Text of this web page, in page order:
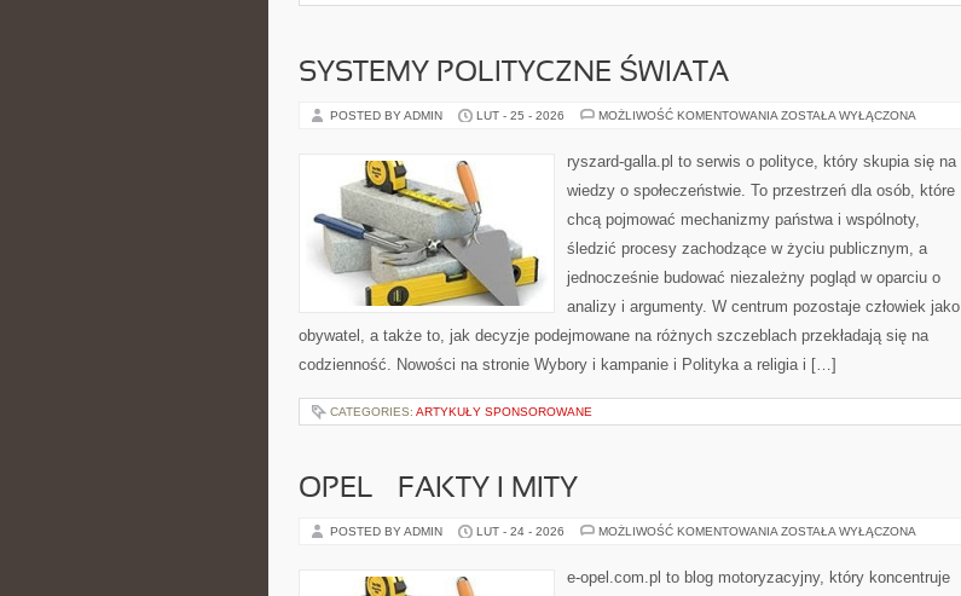
SYSTEMY POLITYCZNE ŚWIATA
POSTED BY ADMIN LUT - 25 - 2026 MOŻLIWOŚĆ KOMENTOWANIA SYSTEMY
ZOSTAŁA WYŁĄCZONA
ryszard-galla.pl to serwis o polityce, który skupia się na
wiedzy o społeczeństwie. To przestrzeń dla osób, które
chcą pojmować mechanizmy państwa i wspólnoty,
śledzić procesy zachodzące w życiu publicznym, a
jednocześnie budować niezależny pogląd w oparciu o
analizy i argumenty. W centrum pozostaje człowiek jako
obywatel, a także to, jak decyzje podejmowane na różnych szczeblach przekładają się na
codzienność. Nowości na stronie Wybory i kampanie i Polityka a religia i […]
CATEGORIES: ARTYKUŁY SPONSOROWANE
OPEL – FAKTY I MITY
POSTED BY ADMIN LUT - 24 - 2026 MOŻLIWOŚĆ KOMENTOWANIA OPEL
MITY
ZOSTAŁA WYŁĄCZONA
e-opel.com.pl to blog motoryzacyjny, który koncentruje